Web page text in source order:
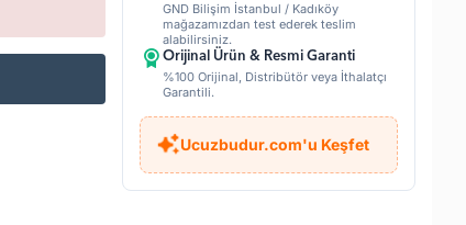
GND Bilişim İstanbul / Kadıköy
mağazamızdan test ederek teslim
alabilirsiniz.
Orijinal Ürün & Resmi Garanti
%100 Orijinal, Distribütör veya İthalatçı
Garantili.
Ucuzbudur.com'u Keşfet